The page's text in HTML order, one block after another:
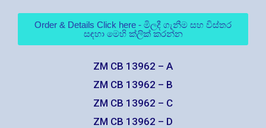
Order & Details Click here - මිලදී ගැනීම සහ විස්තර
සඳහා මෙහි ක්ලික් කරන්න
ZM CB 13962 – A
ZM CB 13962 – B
ZM CB 13962 – C
ZM CB 13962 – D